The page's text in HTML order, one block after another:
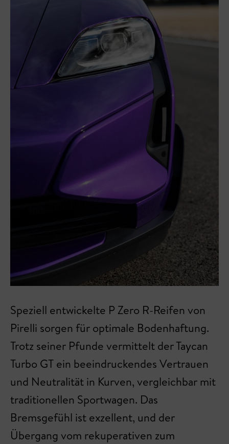
Speziell entwickelte P Zero R-Reifen von
Pirelli sorgen für optimale Bodenhaftung.
Trotz seiner Pfunde vermittelt der Taycan
Turbo GT ein beeindruckendes Vertrauen
und Neutralität in Kurven, vergleichbar mit
traditionellen Sportwagen. Das
Bremsgefühl ist exzellent, und der
Übergang vom rekuperativen zum